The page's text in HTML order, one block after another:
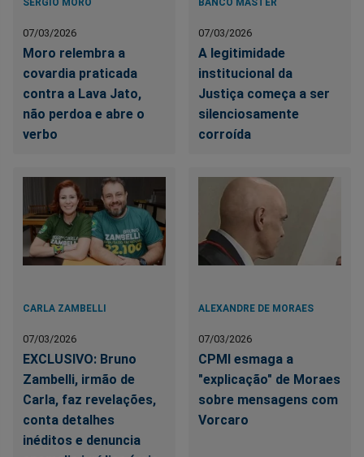
07/03/2026
Moro relembra a
covardia praticada
contra a Lava Jato,
não perdoa e abre o
verbo
07/03/2026
A legitimidade
institucional da
Justiça começa a ser
silenciosamente
corroída
CARLA ZAMBELLI
07/03/2026
EXCLUSIVO: Bruno
Zambelli, irmão de
Carla, faz revelações,
conta detalhes
inéditos e denuncia
ALEXANDRE DE MORAES
07/03/2026
CPMI esmaga a
"explicação" de Moraes
sobre mensagens com
Vorcaro